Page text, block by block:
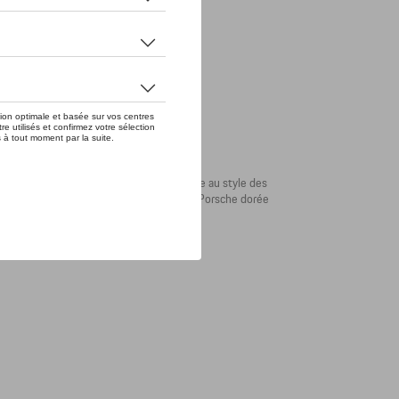
et au motif pied-de-poule redonne vie au style des
« ICONS OF COOL » et une plaquette Porsche dorée